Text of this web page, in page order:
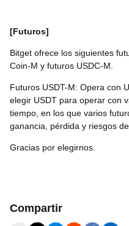
[Futuros]
Bitget ofrece los siguientes
Coin-M y futuros USDC-M.
Futuros USDT-M: Opera con
elegir USDT para operar con
tiempo, en los que varios
ganancia, pérdida y riesgos
Gracias por elegirnos.
Compartir